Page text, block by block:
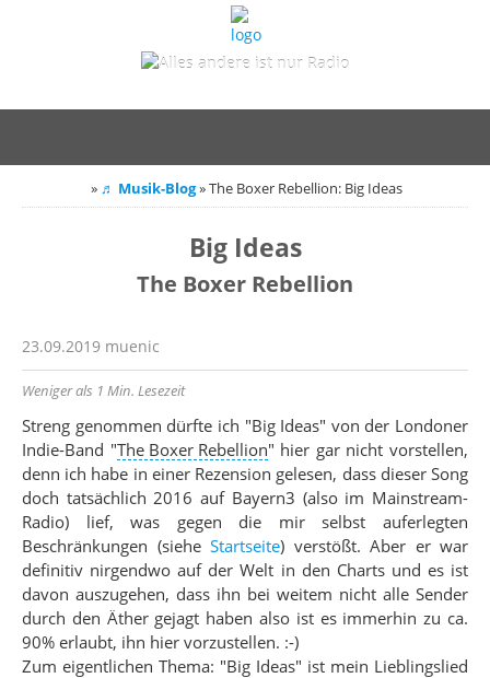
» ♬ Musik-Blog»The Boxer Rebellion: Big Ideas
Big Ideas
The Boxer Rebellion
23.09.2019 muenic
Weniger als 1 Min. Lesezeit
Streng genommen dürfte ich "Big Ideas" von der Londoner
Indie-Band "The Boxer Rebellion" hier gar nicht vorstellen,
denn ich habe in einer Rezension gelesen, dass dieser Song
doch tatsächlich 2016 auf Bayern3 (also im Mainstream-
Radio) lief, was gegen die mir selbst auferlegten
Beschränkungen (siehe Startseite) verstößt. Aber er war
definitiv nirgendwo auf der Welt in den Charts und es ist
davon auszugehen, dass ihn bei weitem nicht alle Sender
durch den Äther gejagt haben also ist es immerhin zu ca.
90% erlaubt, ihn hier vorzustellen. :-)
Zum eigentlichen Thema: "Big Ideas" ist mein Lieblingslied